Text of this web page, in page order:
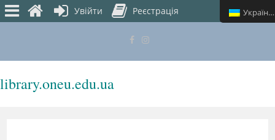
library.oneu.edu.ua
Увійти Реєстрація Українська